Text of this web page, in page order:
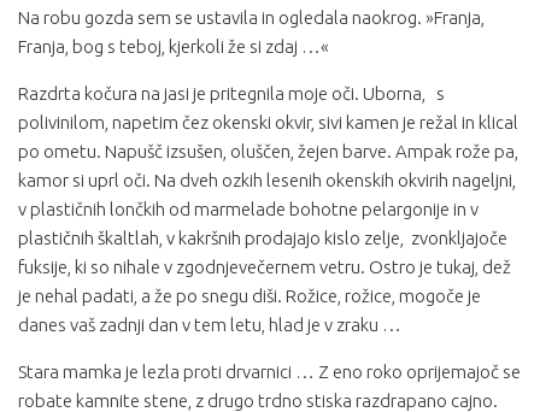
Na robu gozda sem se ustavila in ogledala naokrog. »Franja,
Franja, bog s teboj, kjerkoli že si zdaj …«
Razdrta kočura na jasi je pritegnila moje oči. Uborna, s
polivinilom, napetim čez okenski okvir, sivi kamen je režal in klical
po ometu. Napušč izsušen, oluščen, žejen barve. Ampak rože pa,
kamor si uprl oči. Na dveh ozkih lesenih okenskih okvirih nageljni,
v plastičnih lončkih od marmelade bohotne pelargonije in v
plastičnih škaltlah, v kakršnih prodajajo kislo zelje, zvonkljajoče
fuksije, ki so nihale v zgodnjevečernem vetru. Ostro je tukaj, dež
je nehal padati, a že po snegu diši. Rožice, rožice, mogoče je
danes vaš zadnji dan v tem letu, hlad je v zraku …
Stara mamka je lezla proti drvarnici … Z eno roko oprijemajoč se
robate kamnite stene, z drugo trdno stiska razdrapano cajno.